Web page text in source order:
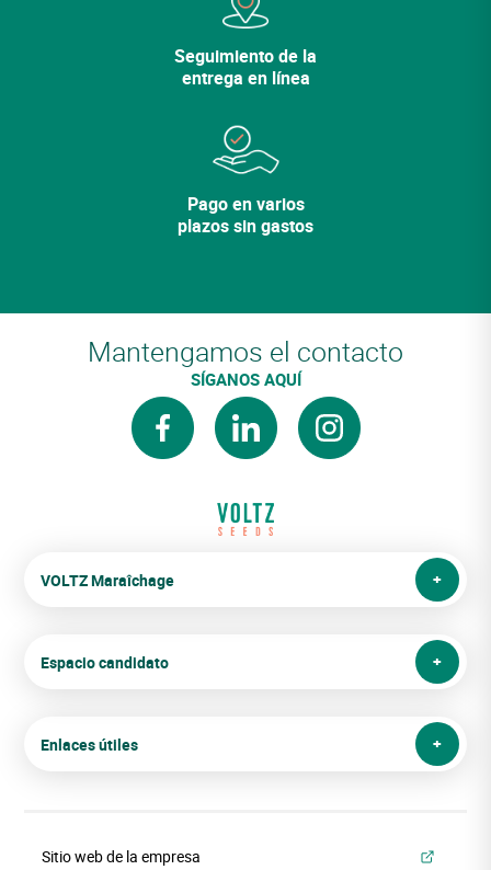
Seguir comprando
Ver mi cesta
Descubra nuestras otras
variedades.
Seguimiento de la
entrega en línea
Pago en varios
plazos sin gastos
Mantengamos el contacto
SÍGANOS AQUÍ
facebooklinkedin instagram
VOLTZ Maraîchage
Espacio candidato
Enlaces útiles
Sitio web de la empresa